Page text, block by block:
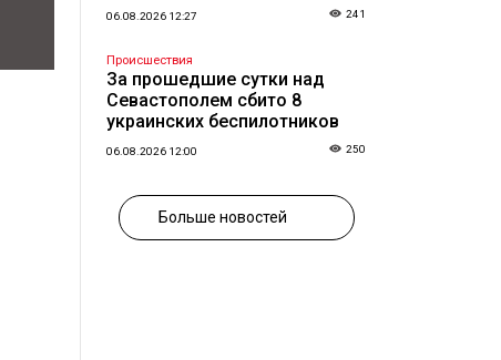
06.08.2026 12:27 241
Происшествия
За прошедшие сутки над
Севастополем сбито 8
украинских беспилотников
06.08.2026 12:00 250
Больше новостей